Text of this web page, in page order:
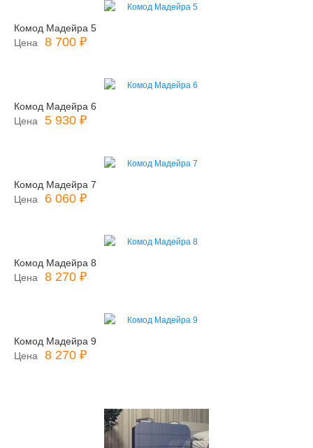
Комод Мадейра 5
Цена
8 700 ₽
Комод Мадейра 6
Цена
5 930 ₽
Комод Мадейра 7
Цена
6 060 ₽
Комод Мадейра 8
Цена
8 270 ₽
Комод Мадейра 9
Цена
8 270 ₽